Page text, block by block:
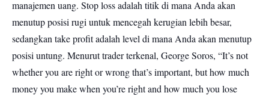
manajemen uang. Stop loss adalah titik di mana Anda akan
menutup posisi rugi untuk mencegah kerugian lebih besar,
sedangkan take profit adalah level di mana Anda akan menutup
posisi untung. Menurut trader terkenal, George Soros, “It’s not
whether you are right or wrong that’s important, but how much
money you make when you’re right and how much you lose